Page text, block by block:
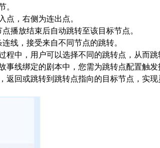
。
点，右侧为连出点。
播放结束后自动跳转至该目标节点。
线，接受来自不同节点的跳转。
程中，用户可以选择不同的跳转点，从而
事线绑定的剧本中，您需为跳转点配置触
回或跳转到跳转点指向的目标节点，实